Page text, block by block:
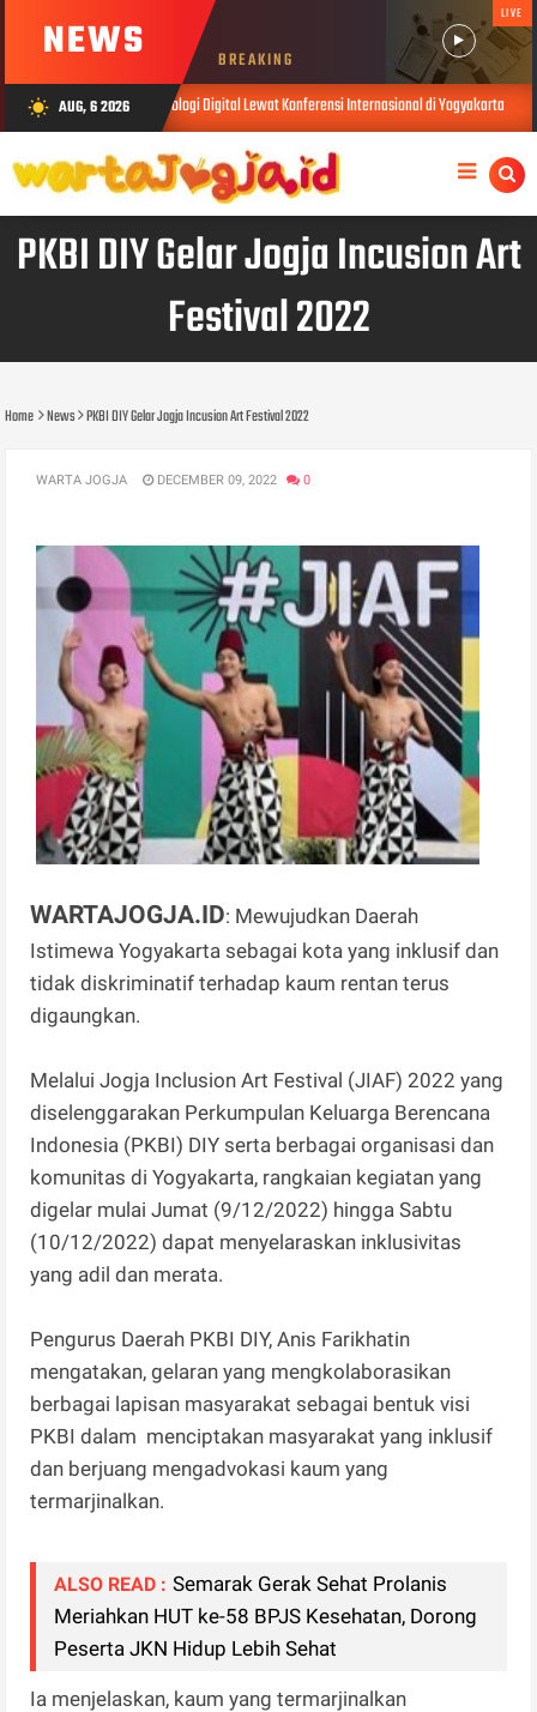
NEWS BREAKING
LIVE
wb_sunny AUG, 6 2026
Berbasis Teknologi Digital Lewat Konferensi Internasional di Yogyakarta AUG 05,
PKBI DIY Gelar Jogja Incusion Art
Festival 2022
Home News PKBI DIY Gelar Jogja Incusion Art Festival 2022
WARTA JOGJA DECEMBER 09, 2022 0
WARTAJOGJA.ID: Mewujudkan Daerah
Istimewa Yogyakarta sebagai kota yang inklusif dan
tidak diskriminatif terhadap kaum rentan terus
digaungkan.
Melalui Jogja Inclusion Art Festival (JIAF) 2022 yang
diselenggarakan Perkumpulan Keluarga Berencana
Indonesia (PKBI) DIY serta berbagai organisasi dan
komunitas di Yogyakarta, rangkaian kegiatan yang
digelar mulai Jumat (9/12/2022) hingga Sabtu
(10/12/2022) dapat menyelaraskan inklusivitas
yang adil dan merata.
Pengurus Daerah PKBI DIY, Anis Farikhatin
mengatakan, gelaran yang mengkolaborasikan
berbagai lapisan masyarakat sebagai bentuk visi
PKBI dalam menciptakan masyarakat yang inklusif
dan berjuang mengadvokasi kaum yang
termarjinalkan.
ALSO READ : Semarak Gerak Sehat Prolanis
Meriahkan HUT ke-58 BPJS Kesehatan, Dorong
Peserta JKN Hidup Lebih Sehat
Ia menjelaskan, kaum yang termarjinalkan